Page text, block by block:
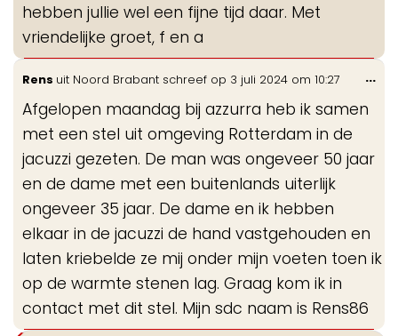
hebben jullie wel een fijne tijd daar. Met
vriendelijke groet, f en a
Rens uit Noord Brabant schreef op 3 juli 2024 om 10:27
Afgelopen maandag bij azzurra heb ik samen
met een stel uit omgeving Rotterdam in de
jacuzzi gezeten. De man was ongeveer 50 jaar
en de dame met een buitenlands uiterlijk
ongeveer 35 jaar. De dame en ik hebben
elkaar in de jacuzzi de hand vastgehouden en
laten kriebelde ze mij onder mijn voeten toen ik
op de warmte stenen lag. Graag kom ik in
contact met dit stel. Mijn sdc naam is Rens86
...